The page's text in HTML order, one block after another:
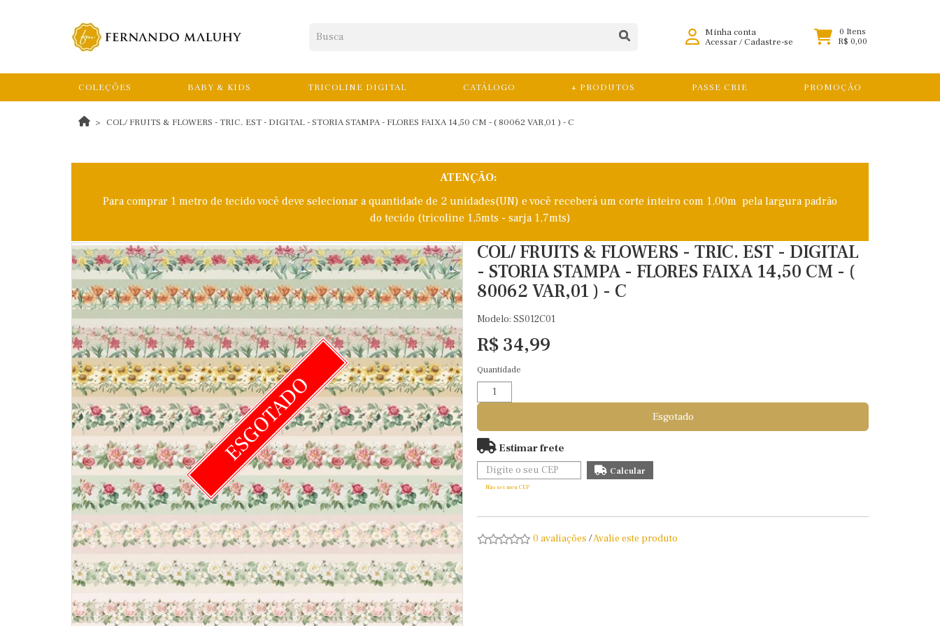
Minha conta
Acessar/Cadastre-se
0 Itens
R$ 0,00
COLEÇÕES BABY & KIDS TRICOLINE DIGITAL CATÁLOGO + PRODUTOS PASSE CRIE PROMOÇÃO
COL/ FRUITS & FLOWERS - TRIC. EST - DIGITAL - STORIA STAMPA - FLORES FAIXA 14,50 CM - ( 80062 VAR,01 ) - C
ATENÇÃO:
Para comprar 1 metro de tecido você deve selecionar a quantidade de 2 unidades(UN) e você receberá um corte inteiro com 1,00m pela largura padrão
do tecido (tricoline 1,5mts - sarja 1,7mts)
ESGOTADO
COL/ FRUITS & FLOWERS - TRIC. EST - DIGITAL
- STORIA STAMPA - FLORES FAIXA 14,50 CM - (
80062 VAR,01 ) - C
Modelo: SS012C01
R$ 34,99
Quantidade
Esgotado
Estimar frete
Não sei meu CEP
0 avaliações /Avalie este produto